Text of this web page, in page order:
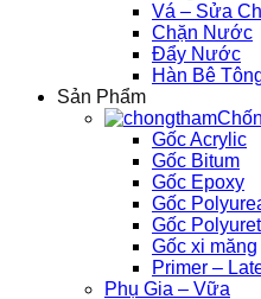
Vá – Sửa
Chặn Nước
Đẩy Nước
Hàn Bê
Sản Phẩm
Gốc Acrylic
Gốc Bitum
Gốc Epoxy
Gốc
Gốc
Gốc xi măng
Primer –
Phụ Gia – Vữa